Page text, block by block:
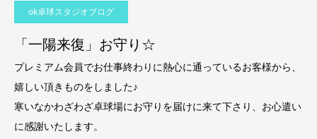
ok卓球スタジオブログ
「一陽来復」お守り☆
プレミアム会員でお仕事終わりに熱心に通っているお客様から、
嬉しい頂きものをしました♪
寒いなかわざわざ卓球場にお守りを届けに来て下さり、お心遣い
に感謝いたします。